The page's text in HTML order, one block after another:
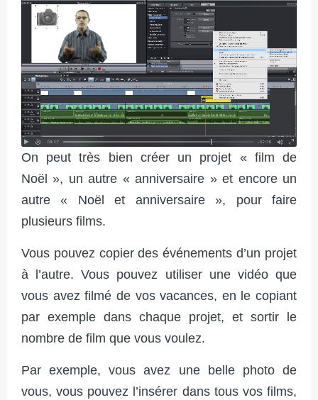
On peut très bien créer un projet « film de
Noël », un autre « anniversaire » et encore un
autre « Noël et anniversaire », pour faire
plusieurs films.
Vous pouvez copier des événements d’un projet
à l’autre. Vous pouvez utiliser une vidéo que
vous avez filmé de vos vacances, en le copiant
par exemple dans chaque projet, et sortir le
nombre de film que vous voulez.
Par exemple, vous avez une belle photo de
vous, vous pouvez l’insérer dans tous vos films,